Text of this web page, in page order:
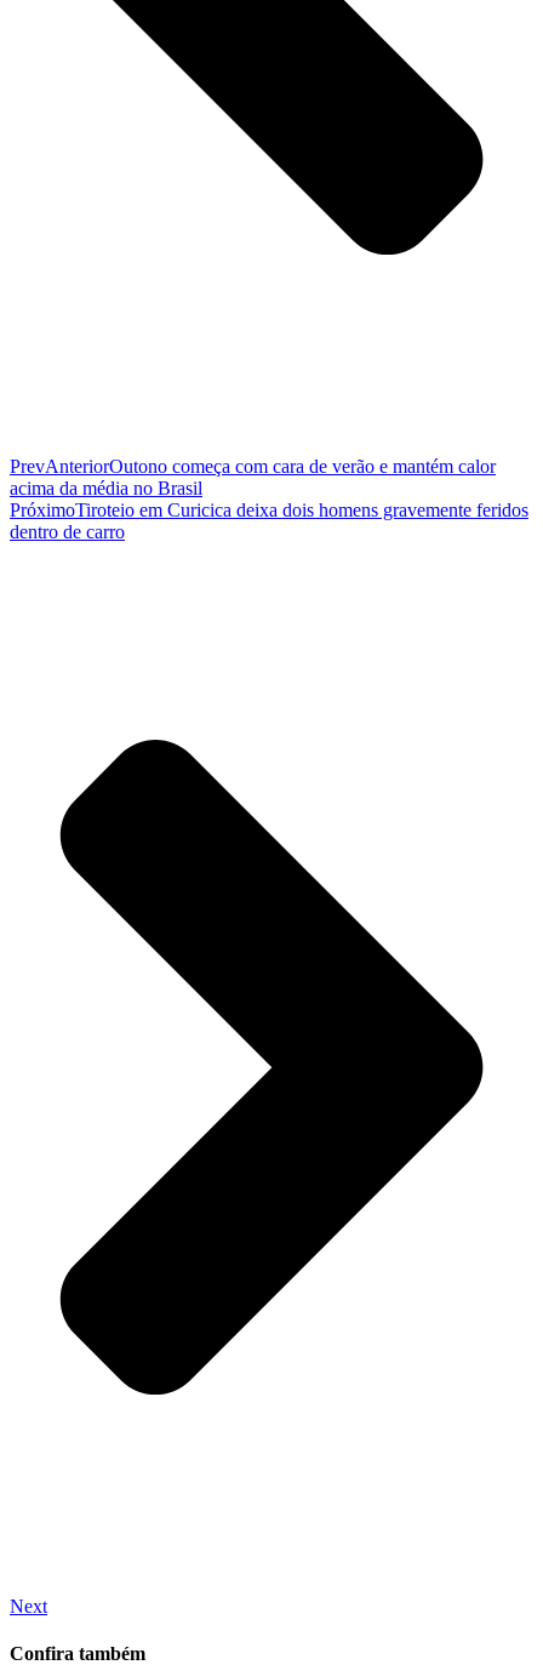
PrevAnteriorOutono começa com cara de verão e mantém calor
acima da média no Brasil
PróximoTiroteio em Curicica deixa dois homens gravemente feridos
dentro de carro
Next
Confira também